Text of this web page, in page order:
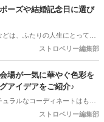
さんにとっては、「どんな基
んなことを話すの？」とギモ
＊そこで今回の記事では、
やお願いする相手の選び方、
ーズや結婚記念日に選び
は、ふたりの人生にとって失
一歩を踏み出す勇気を与えてく
ストロベリー編集部
場が一気に華やぐ色彩を
アイデアをご紹介♪
ラルなコーディネートはもち
ンジ、ブルー、イエローなど、
ストロベリー編集部